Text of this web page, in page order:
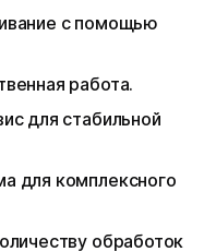
с помощью
работа.
для стабильной
для комплексного
обработок